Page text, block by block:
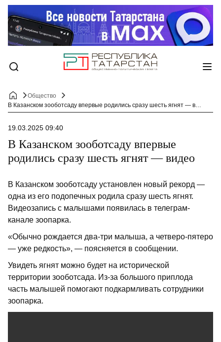
Общество
В Казанском зооботсаду впервые родились сразу шесть ягнят — видео
19.03.2025 09:40
В Казанском зооботсаду впервые
родились сразу шесть ягнят — видео
В Казанском зооботсаду установлен новый рекорд —
одна из его подопечных родила сразу шесть ягнят.
Видеозапись с малышами появилась в телеграм-
канале зоопарка.
«Обычно рождается два-три малыша, а четверо-пятеро
— уже редкость», — поясняется в сообщении.
Увидеть ягнят можно будет на исторической
территории зооботсада. Из-за большого приплода
часть малышей помогают подкармливать сотрудники
зоопарка.